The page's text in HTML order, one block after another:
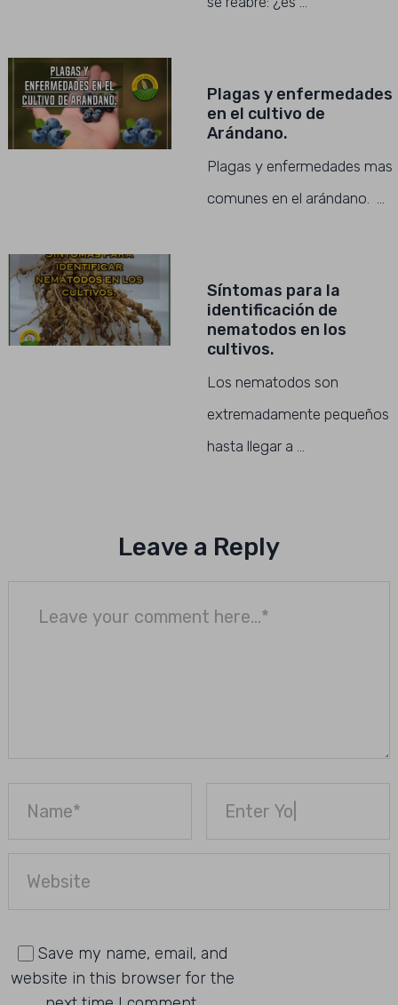
Plagas y enfermedades
en el cultivo de
Arándano.
Plagas y enfermedades mas
comunes en el arándano. …
Síntomas para la
identificación de
nematodos en los
cultivos.
Los nematodos son
extremadamente pequeños
hasta llegar a …
Leave a Reply
Save my name, email, and
website in this browser for the